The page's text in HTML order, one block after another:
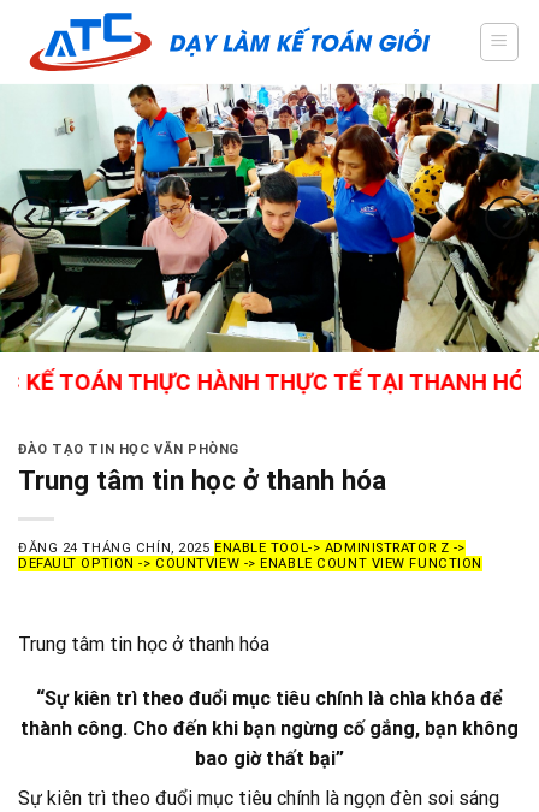
content
THỰC HÀNH THỰC TẾ TẠI THANH HÓA -
ĐÀO TẠO TIN HỌC VĂN PHÒNG
Trung tâm tin học ở thanh hóa
ĐĂNG 24 THÁNG CHÍN, 2025 ENABLE TOOL-> ADMINISTRATOR Z ->
DEFAULT OPTION -> COUNTVIEW -> ENABLE COUNT VIEW FUNCTION
Trung tâm tin học ở thanh hóa
“Sự kiên trì theo đuổi mục tiêu chính là chìa khóa để
thành công. Cho đến khi bạn ngừng cố gắng, bạn không
bao giờ thất bại”
Sự kiên trì theo đuổi mục tiêu chính là ngọn đèn soi sáng